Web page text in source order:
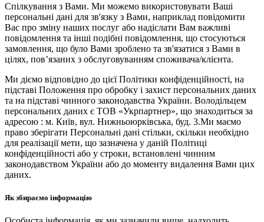
Спілкування з Вами. Ми можемо використовувати Ваші
персональні дані для зв'язку з Вами, наприклад повідомити
Вас про зміну наших послуг або надіслати Вам важливі
повідомлення та інші подібні повідомлення, що стосуються
замовлення, що було Вами зроблено та зв'язатися з Вами в
цілях, пов’язаних з обслуговуванням споживача/клієнта.
Ми діємо відповідно до цієї Політики конфіденційності, на
підставі Положення про обробку і захист персональних даних
та на підставі чинного законодавства України. Володільцем
персональних даних є ТОВ «Укрпартнер», що знаходиться за
адресою : м. Київ, вул. Нижньоюркiвська, буд. 3.Ми маємо
право зберігати Персональні дані стільки, скільки необхідно
для реалізації мети, що зазначена у даній Політиці
конфіденційності або у строки, встановлені чинним
законодавством України або до моменту видалення Вами цих
даних.
Як збираємо інформацію